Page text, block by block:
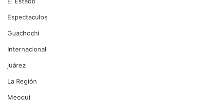
Espectaculos
Guachochi
Internacional
juárez
La Región
Meoqui